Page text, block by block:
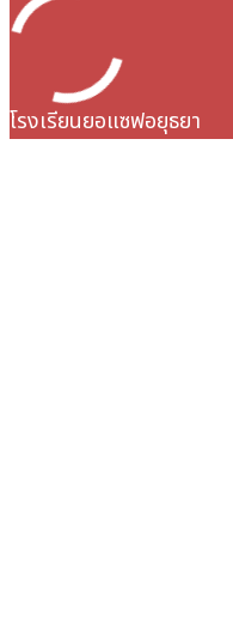
โรงเรียนยอแซฟอยุธยา